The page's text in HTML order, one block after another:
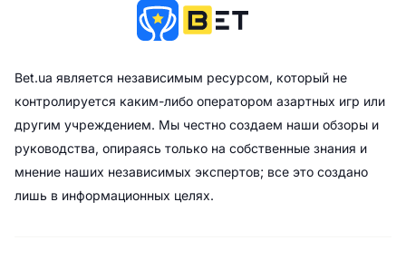
Bet.ua является независимым ресурсом, который не
контролируется каким-либо оператором азартных игр или
другим учреждением. Мы честно создаем наши обзоры и
руководства, опираясь только на собственные знания и
мнение наших независимых экспертов; все это создано
лишь в информационных целях.